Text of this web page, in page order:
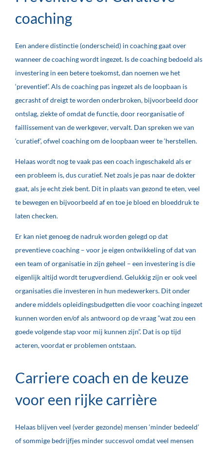
coaching
Een andere distinctie (onderscheid) in coaching gaat over
wanneer de coaching wordt ingezet. Is de coaching bedoeld als
investering in een betere toekomst, dan noemen we het
‘preventief’. Als de coaching pas ingezet als de loopbaan is
gecrasht of dreigt te worden onderbroken, bijvoorbeeld door
ontslag, ziekte of omdat de functie, door reorganisatie of
faillissement van de werkgever, vervalt. Dan spreken we van
‘curatief’, ofwel coaching om de loopbaan weer te ‘herstellen.
Helaas wordt nog te vaak pas een coach ingeschakeld als er
een probleem is, dus curatief. Net zoals je pas naar de dokter
gaat, als je echt ziek bent. Dit in plaats van gezond te eten, veel
te bewegen en bijvoorbeeld af en toe je bloed en bloeddruk te
laten checken.
Er kan niet genoeg de nadruk worden gelegd op dat
preventieve coaching – voor je eigen ontwikkeling of dat van
een team of organisatie in zijn geheel – een investering is die
eigenlijk altijd wordt terugverdiend. Gelukkig zijn er ook veel
organisaties die investeren in hun medewerkers. Dit onder
andere middels opleidingsbudgetten die voor coaching ingezet
kunnen worden en/of als antwoord op de vraag ”wat zou een
goede volgende stap voor mij kunnen zijn”. Dat is op tijd
acteren, voordat er problemen ontstaan.
Carriere coach en de keuze
voor een rijke carrière
Helaas blijven veel (verder gezonde) mensen ‘minder bedeeld’
of sommige bedrijfjes minder succesvol omdat veel mensen